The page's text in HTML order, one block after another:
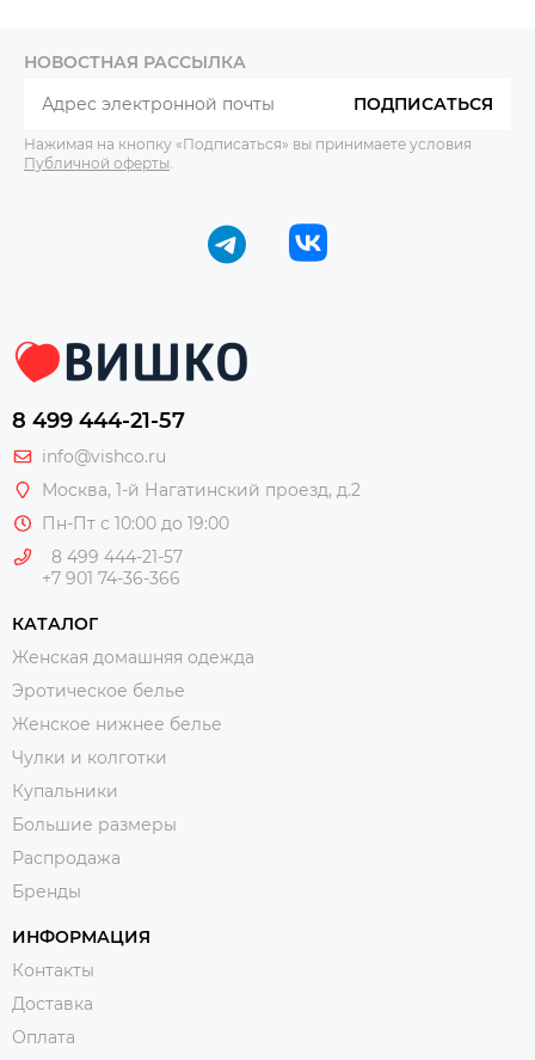
НОВОСТНАЯ РАССЫЛКА
ПОДПИСАТЬСЯ
Нажимая на кнопку «Подписаться» вы принимаете условия
Публичной оферты
8 499 444-21-57
info@vishco.ru
Москва, 1-й Нагатинский проезд, д.2
Пн-Пт с 10:00 до 19:00
8 499 444-21-57
+7 901 74-36-366
КАТАЛОГ
Женская домашняя одежда
Эротическое белье
Женское нижнее белье
Чулки и колготки
Купальники
Большие размеры
Распродажа
Бренды
ИНФОРМАЦИЯ
Контакты
Доставка
Оплата